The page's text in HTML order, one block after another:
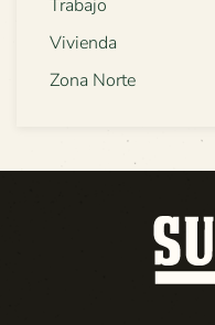
Trabajo
Vivienda
Zona Norte